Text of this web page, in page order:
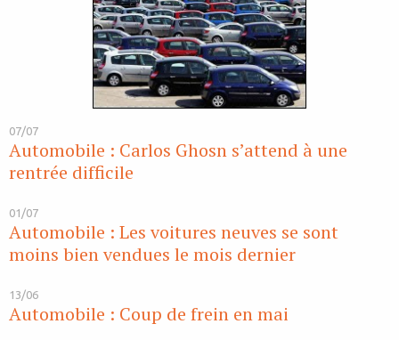
07/07
Automobile : Carlos Ghosn s’attend à une
rentrée difficile
01/07
Automobile : Les voitures neuves se sont
moins bien vendues le mois dernier
13/06
Automobile : Coup de frein en mai